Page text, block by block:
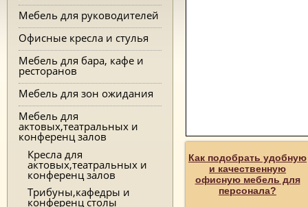
Мебель для руководителей
Офисные кресла и стулья
Мебель для бара, кафе и
ресторанов
Мебель для зон ожидания
Мебель для
актовых,театральных и
конференц залов
Кресла для
актовых,театральных и
конференц залов
Трибуны,кафедры и
конференц столы
Как подобрать удобную
и качественную
офисную мебель для
персонала?